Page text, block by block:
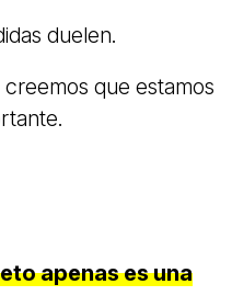
duelen.
que estamos
apenas es una